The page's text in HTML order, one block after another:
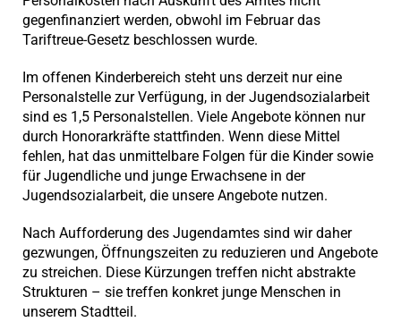
gegenfinanziert werden, obwohl im Februar das
Tariftreue-Gesetz beschlossen wurde.
Im offenen Kinderbereich steht uns derzeit nur eine
Personalstelle zur Verfügung, in der Jugendsozialarbeit
sind es 1,5 Personalstellen. Viele Angebote können nur
durch Honorarkräfte stattfinden. Wenn diese Mittel
fehlen, hat das unmittelbare Folgen für die Kinder sowie
für Jugendliche und junge Erwachsene in der
Jugendsozialarbeit, die unsere Angebote nutzen.
Nach Aufforderung des Jugendamtes sind wir daher
gezwungen, Öffnungszeiten zu reduzieren und Angebote
zu streichen. Diese Kürzungen treffen nicht abstrakte
Strukturen – sie treffen konkret junge Menschen in
unserem Stadtteil.